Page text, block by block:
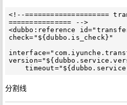
<!--====================
=============== -->
<dubbo:reference
check="${dubbo.is_check}"
分割线